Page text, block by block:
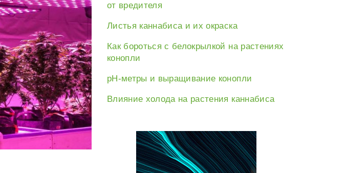
от вредителя
Листья каннабиса и их окраска
Как бороться с белокрылкой на растениях
конопли
рН-метры и выращивание конопли
Влияние холода на растения каннабиса